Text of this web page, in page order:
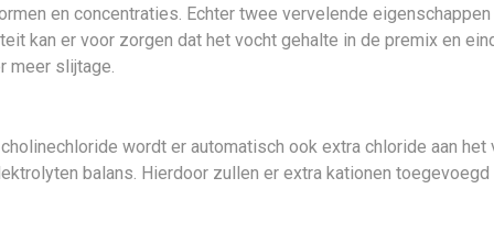
en concentraties. Echter twee vervelende
kan er voor zorgen dat het vocht gehalte in de premix en
meer slijtage.
wordt er automatisch ook extra chloride aan
balans. Hierdoor zullen er extra kationen